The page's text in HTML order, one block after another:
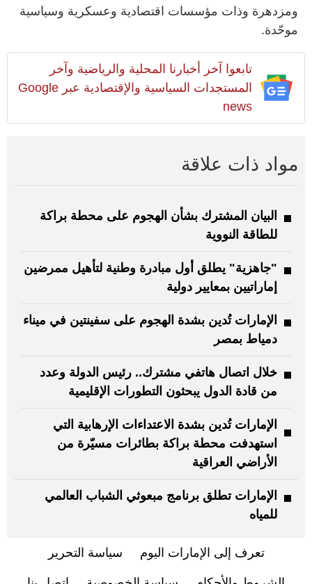
ومزدهرة وذات مؤسسات اقتصادية وعسكرية وسياسية
موحّدة.‏
تابعوا آخر أخبارنا المحلية والرياضية وآخر
المستجدات السياسية والإقتصادية عبر Google
news
مواد ذات علاقة
البيان المشترك بشأن الهجوم على محطة براكة
للطاقة النووية
"جاهزية" يطلق أول مبادرة وطنية لتأهيل ممرضين
إماراتيين بمعايير دولية
الإمارات تُدين بشدة الهجوم على سفينتين في ميناء
دمياط بمصر
خلال اتصال هاتفي مشترك.. رئيس الدولة وعدد
من قادة الدول يبحثون التطورات الإقليمية
الإمارات تُدين بشدة الاعتداءات الإرهابية التي
استهدفت محطة براكة بطائرات مسيّرة من
الأراضي العراقية
الإمارات تطلق برنامج مبعوثي الشباب العالمي
للمياه
تعرف إلى الإمارات اليوم سياسة التحرير